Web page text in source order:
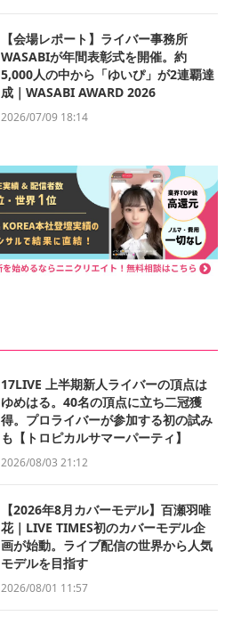
【会場レポート】ライバー事務所
WASABIが年間表彰式を開催。約
5,000人の中から「ゆいぴ」が2連覇達
成｜WASABI AWARD 2026
2026/07/09 18:14
17LIVE 上半期新人ライバーの頂点は
ゆめはる。40名の頂点に立ち二冠獲
得。プロライバーが参加する初の試み
も【トロピカルサマーパーティ】
2026/08/03 21:12
【2026年8月カバーモデル】百瀬羽唯
花｜LIVE TIMES初のカバーモデル企
画が始動。ライブ配信の世界から人気
モデルを目指す
2026/08/01 11:57